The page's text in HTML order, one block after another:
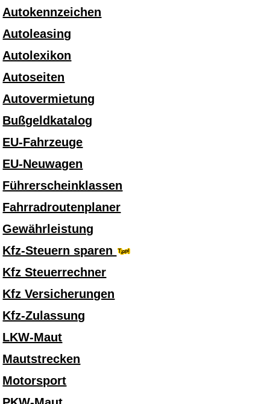
Autokennzeichen
Autoleasing
Autolexikon
Autoseiten
Autovermietung
Bußgeldkatalog
EU-Fahrzeuge
EU-Neuwagen
Führerscheinklassen
Fahrradroutenplaner
Gewährleistung
Kfz-Steuern sparen
Kfz Steuerrechner
Kfz Versicherungen
Kfz-Zulassung
LKW-Maut
Mautstrecken
Motorsport